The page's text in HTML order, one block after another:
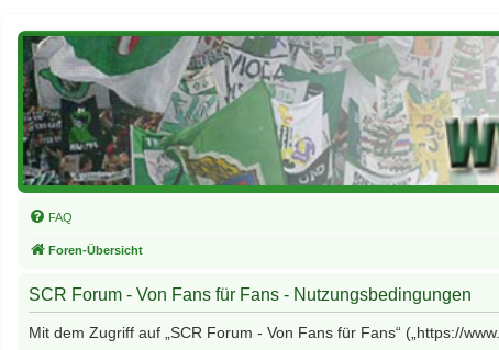
FAQ
Foren-Übersicht
SCR Forum - Von Fans für Fans - Nutzungsbedingungen
Mit dem Zugriff auf „SCR Forum - Von Fans für Fans“ („https://